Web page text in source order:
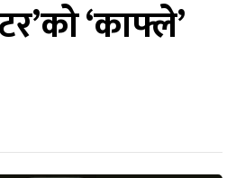
‘काफ्ले’